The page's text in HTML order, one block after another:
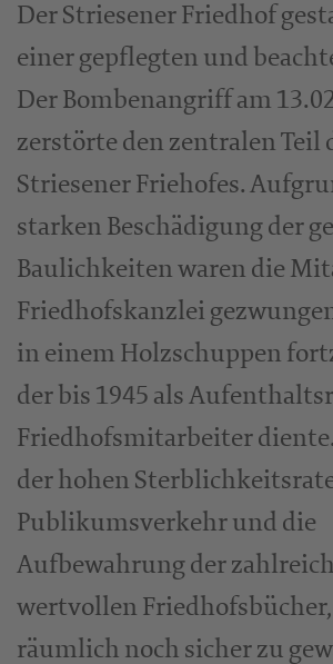
Der Striesener Friedhof
einer gepflegten und
Der Bombenangriff am
zerstörte den zentralen Teil
Striesener Friehofes.
starken Beschädigung der
Baulichkeiten waren die
Friedhofskanzlei
in einem Holzschuppen
der bis 1945 als
Friedhofsmitarbeiter
der hohen
Publikumsverkehr und die
Aufbewahrung der
wertvollen
räumlich noch sicher zu